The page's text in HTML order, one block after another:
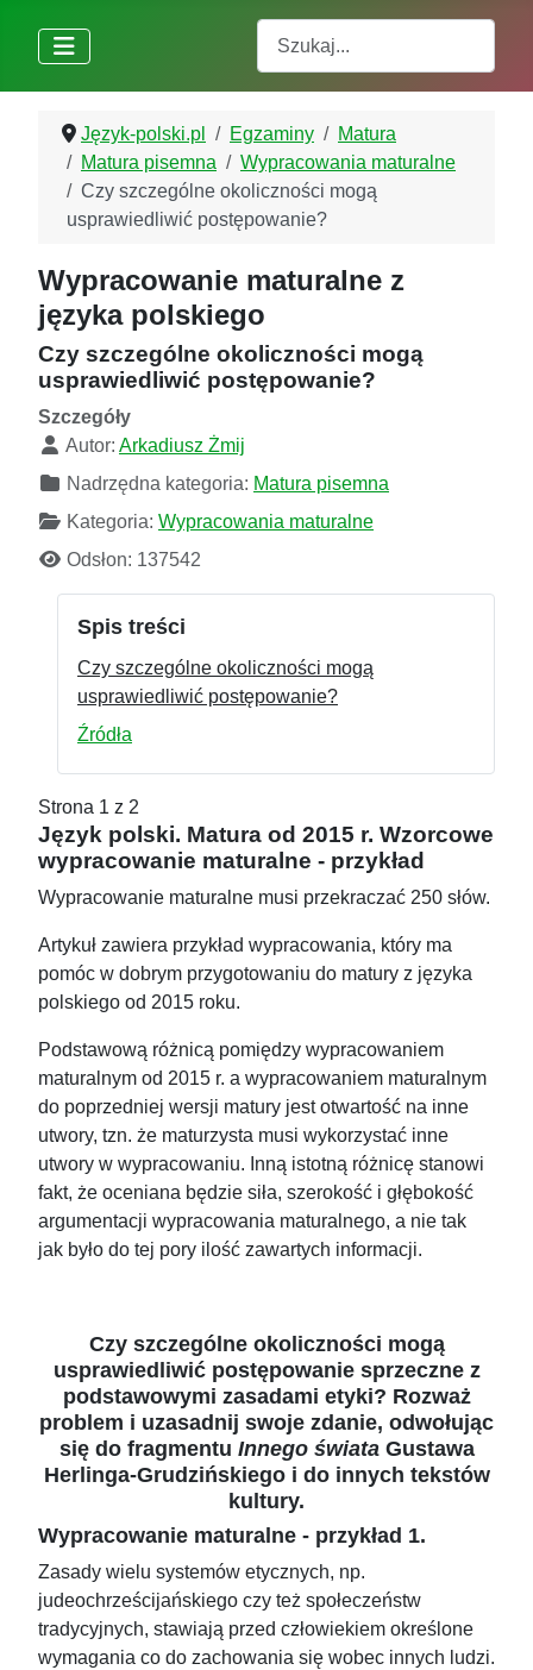
Język-polski.pl Egzaminy
Matura
Matura pisemna
Wypracowania maturalne
Czy szczególne okoliczności mogą
usprawiedliwić postępowanie?
Wypracowanie maturalne z
języka polskiego
Czy szczególne okoliczności mogą
usprawiedliwić postępowanie?
Szczegóły
Autor: Arkadiusz Żmij
Nadrzędna kategoria: Matura pisemna
Kategoria: Wypracowania maturalne
Odsłon: 137542
Spis treści
Czy szczególne okoliczności mogą
usprawiedliwić postępowanie?
Źródła
Strona 1 z 2
Język polski. Matura od 2015 r. Wzorcowe
wypracowanie maturalne - przykład
Wypracowanie maturalne musi przekraczać 250 słów.
Artykuł zawiera przykład wypracowania, który ma
pomóc w dobrym przygotowaniu do matury z języka
polskiego od 2015 roku.
Podstawową różnicą pomiędzy wypracowaniem
maturalnym od 2015 r. a wypracowaniem maturalnym
do poprzedniej wersji matury jest otwartość na inne
utwory, tzn. że maturzysta musi wykorzystać inne
utwory w wypracowaniu. Inną istotną różnicę stanowi
fakt, że oceniana będzie siła, szerokość i głębokość
argumentacji wypracowania maturalnego, a nie tak
jak było do tej pory ilość zawartych informacji.
Czy szczególne okoliczności mogą
usprawiedliwić postępowanie sprzeczne z
podstawowymi zasadami etyki? Rozważ
problem i uzasadnij swoje zdanie, odwołując
się do fragmentu Innego świataGustawa
Herlinga-Grudzińskiego i do innych tekstów
kultury.
Wypracowanie maturalne - przykład 1.
Zasady wielu systemów etycznych, np.
judeochrześcijańskiego czy też społeczeństw
tradycyjnych, stawiają przed człowiekiem określone
wymagania co do zachowania się wobec innych ludzi.